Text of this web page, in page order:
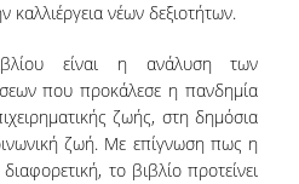
ΕΠΙΛΟΓΗΣ ΑΠΟ
καλλιέργεια νέων δεξιοτήτων.
είναι η ανάλυση των
που προκάλεσε η πανδημία
ζωής, στη δημόσια
ζωή. Με επίγνωση πως η
το βιβλίο προτείνει